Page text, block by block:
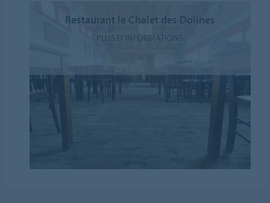
Restaurant le Chalet des Dolines
PLUS D'INFORMATIONS